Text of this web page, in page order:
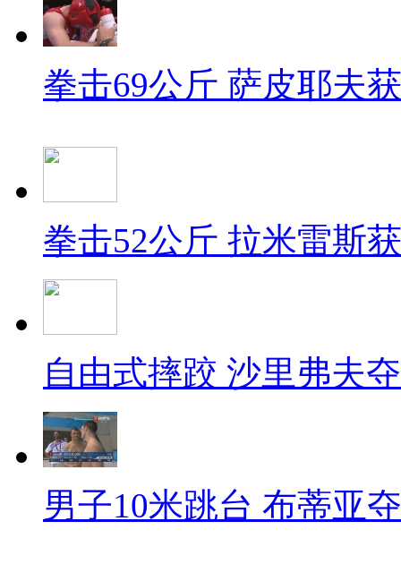
拳击69公斤 萨皮耶夫
拳击52公斤 拉米雷斯
自由式摔跤 沙里弗夫
男子10米跳台 布蒂亚